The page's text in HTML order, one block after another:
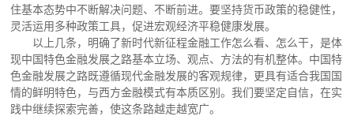
住基本态势中不断解决问题、不断前进。要坚持货币政策的稳健性，
灵活运用多种政策工具，促进宏观经济平稳健康发展。
以上几条，明确了新时代新征程金融工作怎么看、怎么干，是体
现中国特色金融发展之路基本立场、观点、方法的有机整体。中国特
色金融发展之路既遵循现代金融发展的客观规律，更具有适合我国国
情的鲜明特色，与西方金融模式有本质区别。我们要坚定自信，在实
践中继续探索完善，使这条路越走越宽广。